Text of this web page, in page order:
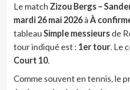
Le match Zizou Bergs –
mardi 26 mai 2026àÀ
tableauSimple messieurs de
tour indiqué est : 1er tour. Le
Court 10.
Comme souvent en tennis, le